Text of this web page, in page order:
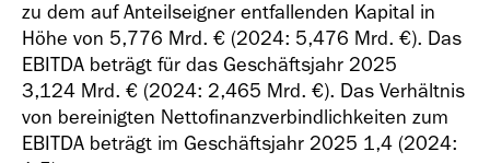
zu dem auf Anteilseigner entfallenden Kapital in
Höhe von 5,776 Mrd. € (2024: 5,476 Mrd. €). Das
EBITDA beträgt für das Geschäftsjahr 2025
3,124 Mrd. € (2024: 2,465 Mrd. €). Das Verhältnis
von bereinigten Nettofinanzverbindlichkeiten zum
EBITDA beträgt im Geschäftsjahr 2025 1,4 (2024: